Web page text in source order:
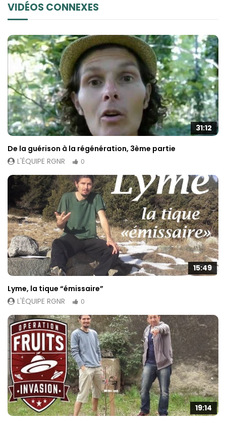
VIDÉOS CONNEXES
31:12
De la guérison à la régénération, 3ème partie
L'ÉQUIPE RGNR
0
15:49
Lyme, la tique “émissaire”
L'ÉQUIPE RGNR
0
19:14